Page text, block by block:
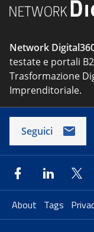
Network
testate e portali
Trasformazione
Imprenditoriale.
Seguici
About Tags